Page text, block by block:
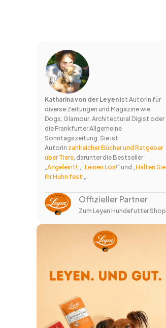
Katharina von der Leyen ist Autorin für
diverse Zeitungen und Magazine wie
Dogs, Glamour, Architectural Digist oder
die Frankfurter Allgemeine
Sonntagszeitung. Sie ist
Autorin zahlreicher Bücher und Ratgeber
über Tiere , darunter die Bestseller
Angeleint! Leinen Los!“ und „ Halten Sie
Ihr Huhn fest!
Offizieller Partner
Zum Leyen Hundefutter Shop